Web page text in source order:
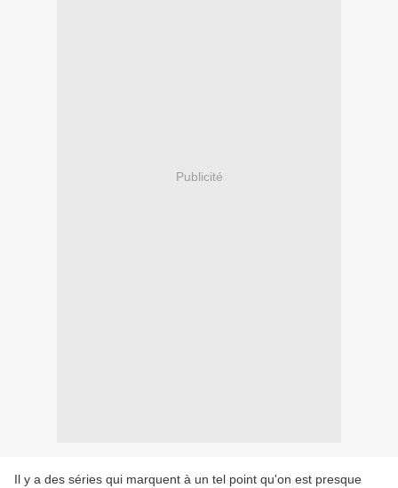
Publicité
Il y a des séries qui marquent à un tel point qu'on est presque